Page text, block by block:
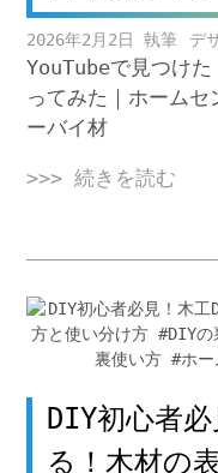
2026年2月2日 デ
YouTubeで見つけ
ってみた｜ホーム
ーバイ材
>>> 続きを読む
DIY初心者
る！木材の